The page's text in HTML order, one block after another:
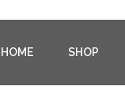
HOME SHOP